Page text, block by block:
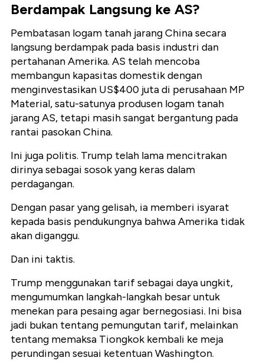
Berdampak Langsung ke AS?
Pembatasan logam tanah jarang China secara
langsung berdampak pada basis industri dan
pertahanan Amerika. AS telah mencoba
membangun kapasitas domestik dengan
menginvestasikan US$400 juta di perusahaan MP
Material, satu-satunya produsen logam tanah
jarang AS, tetapi masih sangat bergantung pada
rantai pasokan China.
Ini juga politis. Trump telah lama mencitrakan
dirinya sebagai sosok yang keras dalam
perdagangan.
Dengan pasar yang gelisah, ia memberi isyarat
kepada basis pendukungnya bahwa Amerika tidak
akan diganggu.
Dan ini taktis.
Trump menggunakan tarif sebagai daya ungkit,
mengumumkan langkah-langkah besar untuk
menekan para pesaing agar bernegosiasi. Ini bisa
jadi bukan tentang pemungutan tarif, melainkan
tentang memaksa Tiongkok kembali ke meja
perundingan sesuai ketentuan Washington.